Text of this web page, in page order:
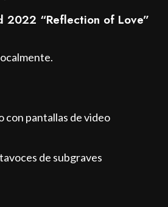
2022 “Reflection of Love”
con pantallas de video
de subgraves